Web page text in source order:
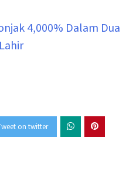
4,000% Dalam Dua
on twitter